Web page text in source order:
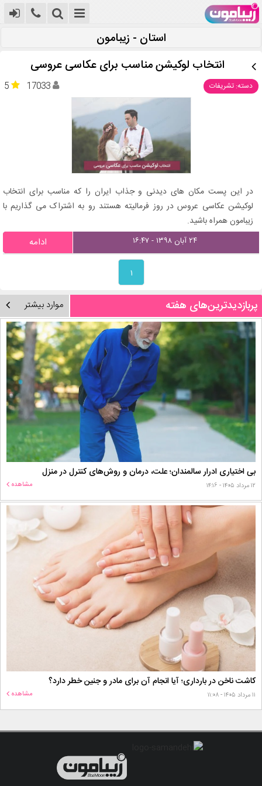
استان - زیبامون
انتخاب لوکیشن مناسب برای عکاسی عروسی
دسته: تشریفات 5 17033
در این پست مکان های دیدنی و جذاب ایران را که مناسب برای انتخاب
لوکیشن عکاسی عروس در روز فرمالیته هستند رو به اشتراک می گذاریم با
زیبامون همراه باشید.
۲۴ آبان ۱۳۹۸ - ۱۶:۴۷ ادامه
۱
پربازدیدترین‌های هفته موارد بیشتر
بی اختیاری ادرار سالمندان؛ علت، درمان و روش‌های کنترل در منزل
۱۲ مرداد ۱۴۰۵ - ۱۴:۱۶ مشاهده
کاشت ناخن در بارداری؛ آیا انجام آن برای مادر و جنین خطر دارد؟
۱۱ مرداد ۱۴۰۵ - ۱۱:۰۸ مشاهده